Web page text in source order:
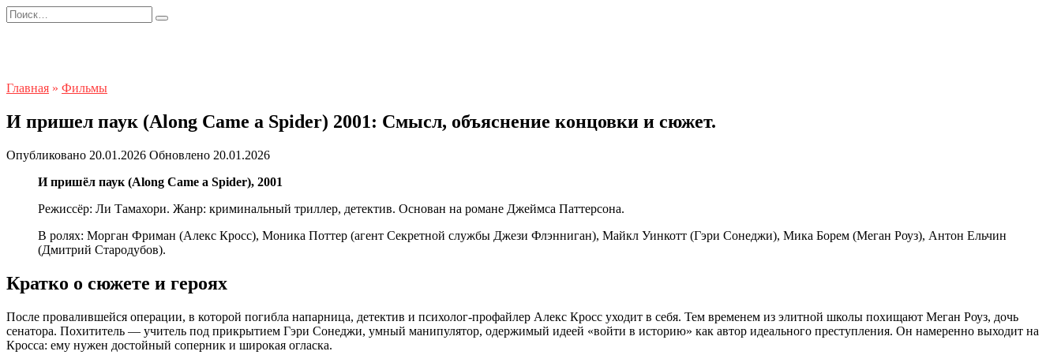
Перейти
к
Search
for:
Главная » Фильмы
И пришел паук (Along Came a Spider) 2001: Смысл, объяснение концовки и сюжет.
Опубликовано 20.01.2026 Обновлено 20.01.2026
И пришёл паук (Along Came a Spider), 2001
Режиссёр: Ли Тамахори. Жанр: криминальный триллер, детектив. Основан на романе Джеймса Паттерсона.
В ролях: Морган Фриман (Алекс Кросс), Моника Поттер (агент Секретной службы Джези Флэнниган), Майкл Уинкотт (Гэри Сонеджи), Мика Борем (Меган Роуз), Антон Ельчин
(Дмитрий Стародубов).
Кратко о сюжете и героях
После провалившейся операции, в которой погибла напарница, детектив и психолог-профайлер Алекс Кросс уходит в себя. Тем временем из элитной школы похищают Меган Роуз, дочь
сенатора. Похититель — учитель под прикрытием Гэри Сонеджи, умный манипулятор, одержимый идеей «войти в историю» как автор идеального преступления. Он намеренно выходит на
Кросса: ему нужен достойный соперник и широкая огласка.